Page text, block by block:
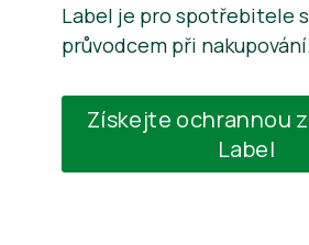
Label je pro spotřebitele
průvodcem při nakupování.
Získejte ochrannou
Label